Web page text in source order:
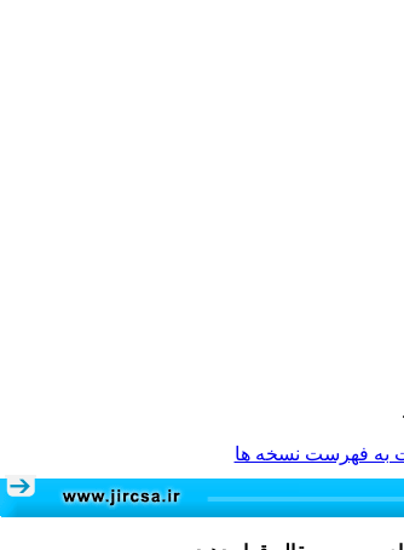
به فهرست نسخه ها